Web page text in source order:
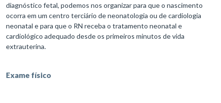
diagnóstico fetal, podemos nos organizar para que o nascimento
ocorra em um centro terciário de neonatologia ou de cardiologia
neonatal e para que o RN receba o tratamento neonatal e
cardiológico adequado desde os primeiros minutos de vida
extrauterina.
Exame físico